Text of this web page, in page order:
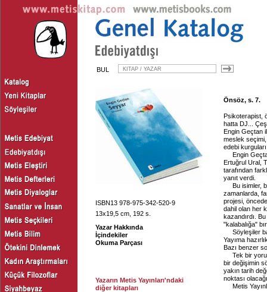
BUL
ISBN13 978-975-342-520-9
13x19,5 cm, 192 s.
Yazar Hakkında
İçindekiler
Okuma Parçası
Yazarın Metis Yayınları'ndaki
diğer kitapları
Önsöz, s. 7.
Psikoterapist,
hatta DJ...
Engin Geçtan
meslek
edebi
Engin
Ertuğrul Ural,
tarafından
yanıt verdi.
Bu isimler,
zamanlarda,
projesi,
dahil olan her
kazandırdı.
"kalabalığa"
Söyleşiler
Yayıma
Bazı benzer
Tek bir
bir değişimin
yakın tarih
noktası
Metis